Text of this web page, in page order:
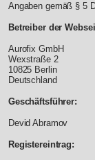
Angaben gemäß § 5
Betreiber der
Aurofix GmbH
Wexstraße 2
10825 Berlin
Deutschland
Geschäftsführer:
Devid Abramov
Registereintrag: